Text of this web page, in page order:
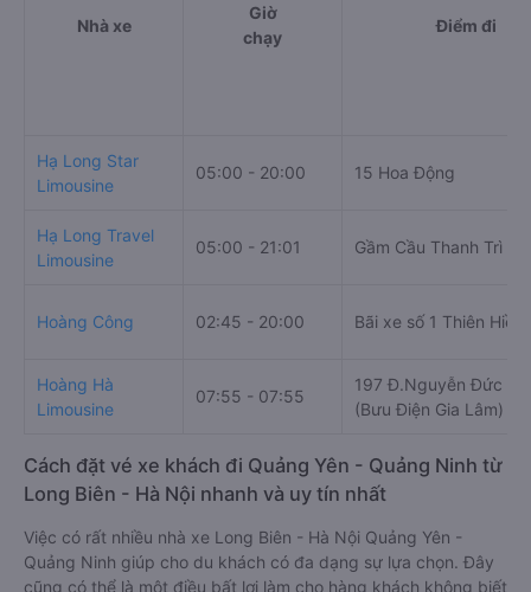
Nhà xe
Giờ
chạy
Điểm đi
Hạ Long Star
Limousine
05:00 - 20:00 15 Hoa Động
Hạ Long Travel
Limousine
05:00 - 21:01 Gầm Cầu Thanh Trì
Hoàng Công 02:45 - 20:00 Bãi xe số 1 Thiên Hiền
Hoàng Hà
Limousine
07:55 - 07:55
197 Đ.Nguyễn Đức
(Bưu Điện Gia Lâm)
Cách đặt vé xe khách đi Quảng Yên - Quảng Ninh từ
Long Biên - Hà Nội nhanh và uy tín nhất
Việc có rất nhiều nhà xe Long Biên - Hà Nội Quảng Yên -
Quảng Ninh giúp cho du khách có đa dạng sự lựa chọn. Đây
cũng có thể là một điều bất lợi làm cho hàng khách không biết